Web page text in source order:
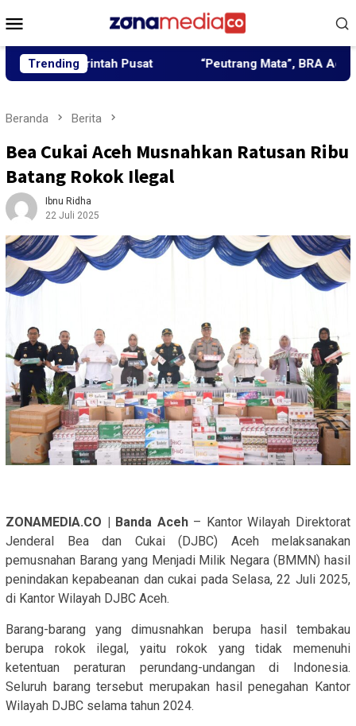
ke
Mobile
Trending
Pusat “Peutrang Mata”, BRA Aceh Utara
Beranda Berita
Bea Cukai Aceh Musnahkan Ratusan Ribu
Batang Rokok Ilegal
Ibnu Ridha
22 Juli 2025
ZONAMEDIA.CO | Banda Aceh– Kantor Wilayah Direktorat
Jenderal Bea dan Cukai (DJBC) Aceh melaksanakan
pemusnahan Barang yang Menjadi Milik Negara (BMMN) hasil
penindakan kepabeanan dan cukai pada Selasa, 22 Juli 2025,
di Kantor Wilayah DJBC Aceh.
Barang-barang yang dimusnahkan berupa hasil tembakau
berupa rokok ilegal, yaitu rokok yang tidak memenuhi
ketentuan peraturan perundang-undangan di Indonesia.
Seluruh barang tersebut merupakan hasil penegahan Kantor
Wilayah DJBC selama tahun 2024.